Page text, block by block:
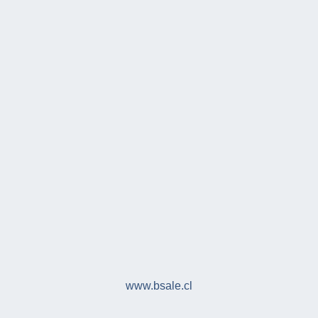
www.bsale.cl